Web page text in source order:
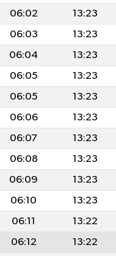
06:02 13:23
06:03 13:23
06:04 13:23
06:05 13:23
06:05 13:23
06:06 13:23
06:07 13:23
06:08 13:23
06:09 13:23
06:10 13:23
06:11 13:22
06:12 13:22